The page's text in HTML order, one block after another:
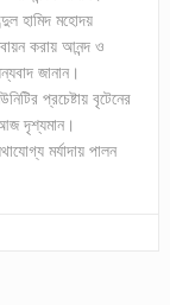
হামিদ মহোদয়
করায় আনন্দ ও
জানান।
প্রচেষ্টায় বৃটেনের
দৃশ্যমান।
মর্যাদায় পালন